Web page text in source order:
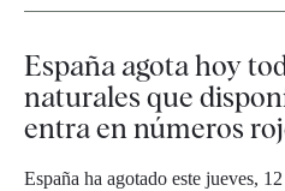
España agota hoy
naturales que
entra en números
España ha agotado este jueves,